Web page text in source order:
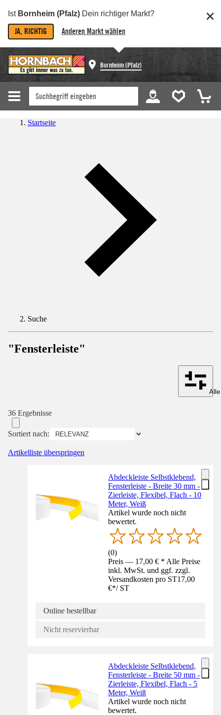
Ist Bornheim (Pfalz) Dein richtiger Markt?
JA, RICHTIG Anderen Markt wählen
Bornheim (Pfalz)
Startseite
Suche
"Fensterleiste"
36 Ergebnisse
Sortiert nach:
Artikelliste überspringen
Abdeckleiste Selbstklebend,
Fensterleiste - Breite 30 mm -
Zierleiste, Flexibel, Flach - 10
Meter, Weiß
Artikel wurde noch nicht
bewertet.
(0)
Preis — 17,00 € * Alle Preise
inkl. MwSt. und ggf. zzgl.
Versandkosten pro ST17,00
€*/ ST
Online bestellbar
Nicht reservierbar
Abdeckleiste Selbstklebend,
Fensterleiste - Breite 50 mm -
Zierleiste, Flexibel, Flach - 5
Meter, Weiß
Artikel wurde noch nicht
bewertet.